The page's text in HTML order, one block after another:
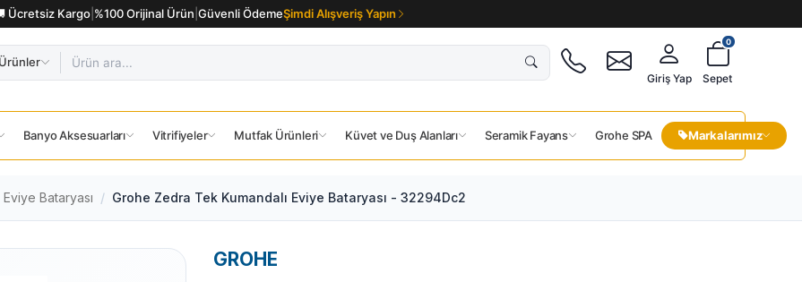
Ücretsiz Kargo %100 Orijinal Ürün Güvenli ÖdemeŞimdi Alışveriş Yapın
Giriş Yap
0
Sepet
Banyo Aksesuarları Vitrifiyeler Mutfak Ürünleri Küvet ve Duş Alanları Seramik Fayans Grohe SPA Markalarımız
Bataryası Grohe Zedra Tek Kumandalı Eviye Bataryası - 32294Dc2
GROHE